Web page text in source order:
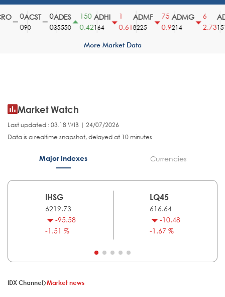
ACST
90
ADES
35550
150
0.42
ADHI
164
0.61
ADMF
8225
75
0.9
ADMG
214
2.731510
More Market Data
Market Watch
Last updated : 03.18 WIB | 24/07/2026
Data is a realtime snapshot, delayed at 10 minutes
Major Indexes Currencies
IHSG
6219.73
-95.58
-1.51 %
LQ45
616.64
-10.48
-1.67 %
IDX Channel Market news